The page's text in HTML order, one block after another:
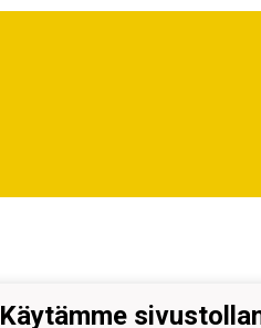
Käytämme